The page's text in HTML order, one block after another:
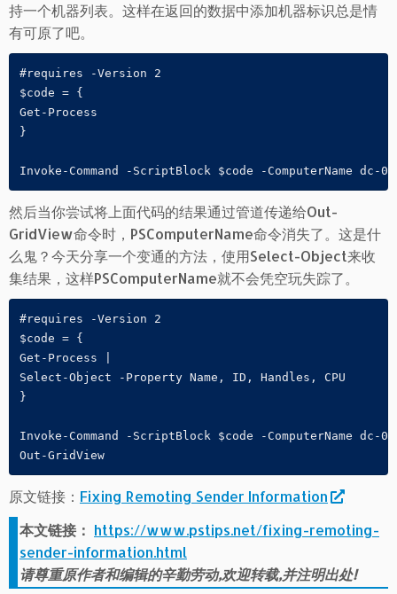
持一个机器列表。这样在返回的数据中添加机器标识总是情
有可原了吧。
#requires -Version 2
$code = {
Get-Process
}
Invoke-Command -ScriptBlock $code -ComputerName dc-01
然后当你尝试将上面代码的结果通过管道传递给Out-
GridView命令时，PSComputerName命令消失了。这是什
么鬼？今天分享一个变通的方法，使用Select-Object来收
集结果，这样PSComputerName就不会凭空玩失踪了。
#requires -Version 2
$code = {
Get-Process |
Select-Object -Property Name, ID, Handles, CPU
}
Invoke-Command -ScriptBlock $code -ComputerName dc-
Out-GridView
原文链接： Fixing Remoting Sender Information
本文链接： https://www.pstips.net/fixing-remoting-
sender-information.html
请尊重原作者和编辑的辛勤劳动,欢迎转载,并注明出处!